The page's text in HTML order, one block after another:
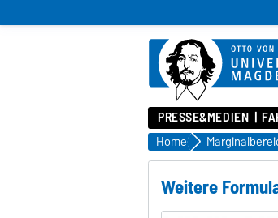
PRESSE&MEDIEN
Home
Weitere